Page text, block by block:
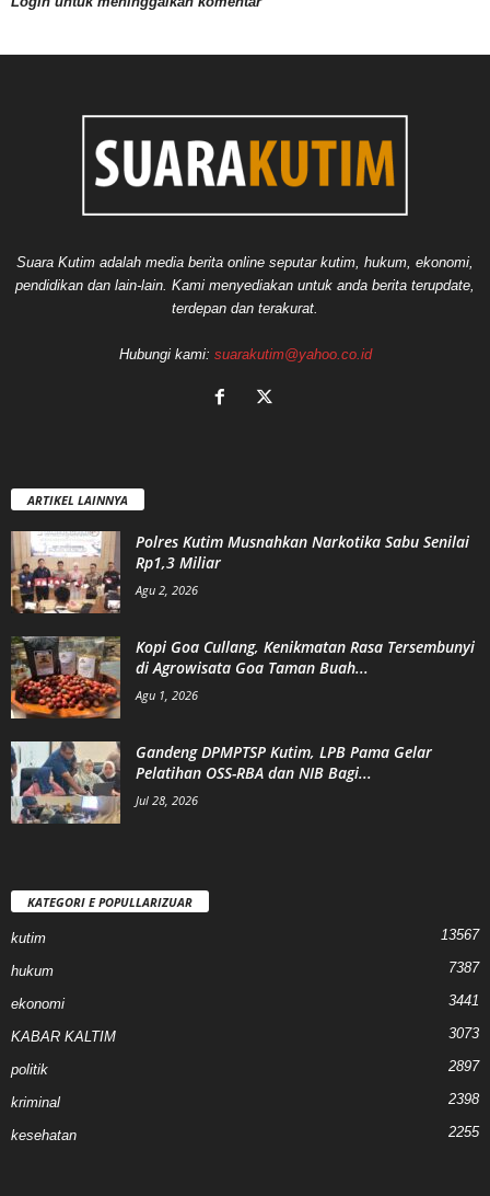
Suara Kutim adalah media berita online seputar kutim, hukum, ekonomi,
pendidikan dan lain-lain. Kami menyediakan untuk anda berita terupdate,
terdepan dan terakurat.
Hubungi kami: suarakutim@yahoo.co.id
ARTIKEL LAINNYA
Polres Kutim Musnahkan Narkotika Sabu Senilai
Rp1,3 Miliar
Agu 2, 2026
Kopi Goa Cullang, Kenikmatan Rasa Tersembunyi
di Agrowisata Goa Taman Buah...
Agu 1, 2026
Gandeng DPMPTSP Kutim, LPB Pama Gelar
Pelatihan OSS-RBA dan NIB Bagi...
Jul 28, 2026
KATEGORI E POPULLARIZUAR
kutim 13567
hukum 7387
ekonomi 3441
KABAR KALTIM 3073
politik 2897
kriminal 2398
kesehatan 2255